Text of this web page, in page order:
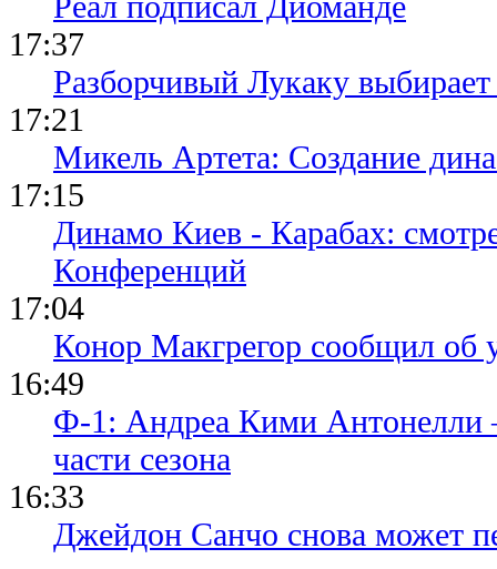
17:37
Разборчивый Лукаку
17:21
Микель Артета: Создание
17:15
Динамо Киев - Карабах:
Конференций
17:04
Конор Макгрегор сообщил об
16:49
Ф-1: Андреа Кими Антонелли
части сезона
16:33
Джейдон Санчо снова может